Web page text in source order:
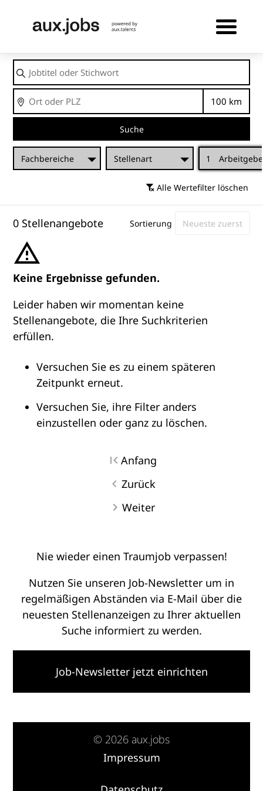
Jobtitel
oder
Stichwort
Ort
Suche
Fachbereiche Stellenart 1
Alle Wertefilter löschen
0 Stellenangebote Sortierung
Keine Ergebnisse gefunden.
Leider haben wir momentan keine
Stellenangebote, die Ihre Suchkriterien
erfüllen.
Versuchen Sie es zu einem späteren
Zeitpunkt erneut.
Versuchen Sie, ihre Filter anders
einzustellen oder ganz zu löschen.
Anfang
Zurück
Weiter
Nie wieder einen Traumjob verpassen!
Nutzen Sie unseren Job-Newsletter um in
regelmäßigen Abständen via E-Mail über die
neuesten Stellenanzeigen zu Ihrer aktuellen
Suche informiert zu werden.
Job-Newsletter jetzt einrichten
© 2026 aux.jobs
Impressum